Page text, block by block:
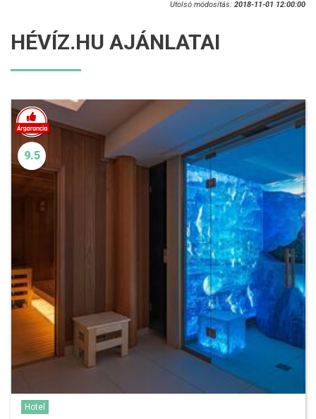
Utolsó módosítás: 2018-11-01 12:00:00
HÉVÍZ.HU AJÁNLATAI
9.5
Hotel